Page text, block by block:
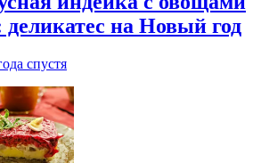
деликатес на Новый год
спустя